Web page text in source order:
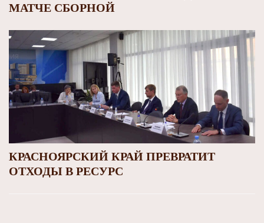
МАТЧЕ СБОРНОЙ
КРАСНОЯРСКИЙ КРАЙ ПРЕВРАТИТ
ОТХОДЫ В РЕСУРС